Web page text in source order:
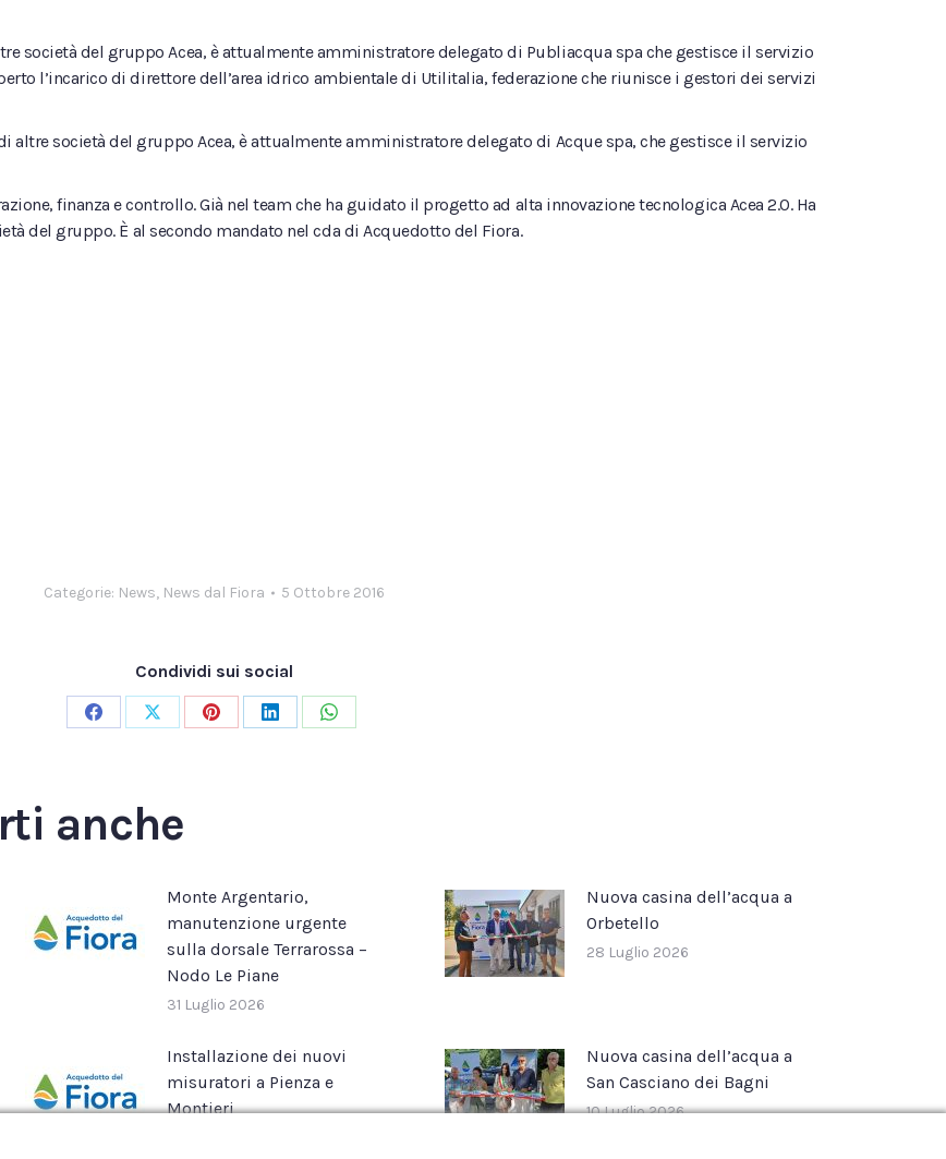
società del gruppo Acea, è attualmente amministratore delegato di Publiacqua spa che gestisce il servizio
l’incarico di direttore dell’area idrico ambientale di Utilitalia, federazione che riunisce i gestori dei servizi
altre società del gruppo Acea, è attualmente amministratore delegato di Acque spa, che gestisce il servizio
finanza e controllo. Già nel team che ha guidato il progetto ad alta innovazione tecnologica Acea 2.0. Ha
del gruppo. È al secondo mandato nel cda di Acquedotto del Fiora.
Categorie: News, News dal Fiora 5 Ottobre 2016
Condividi sui social
CondividiCondividiCondividiCondividiCondividi
anche
Monte Argentario,
manutenzione urgente
sulla dorsale Terrarossa –
Nodo Le Piane
31 Luglio 2026
Nuova casina dell’acqua a
Orbetello
28 Luglio 2026
Installazione dei nuovi
misuratori a Pienza e
Montieri
Nuova casina dell’acqua a
San Casciano dei Bagni
10 Luglio 2026